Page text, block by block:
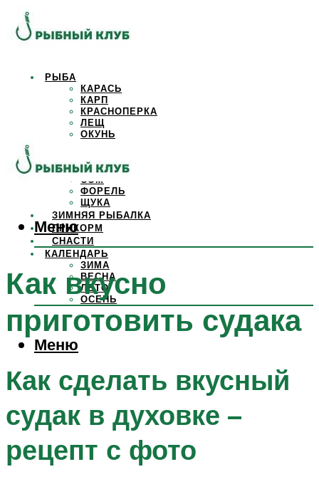
РЫБА
КАРАСЬ
КАРП
КРАСНОПЕРКА
ЛЕЩ
ОКУНЬ
САЗАН
СОМ
ФОРЕЛЬ
ЩУКА
ЗИМНЯЯ РЫБАЛКА
ПРИКОРМ
СНАСТИ
КАЛЕНДАРЬ
ЗИМА
ВЕСНА
ЛЕТО
ОСЕНЬ
Меню
Меню
Как вкусно
приготовить судака
Как сделать вкусный
судак в духовке –
рецепт с фото